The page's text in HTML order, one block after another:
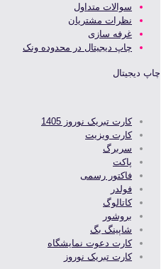
سوالات متداول
نظرات مشتریان
غرفه سازی
چاپ دیجیتال در محدوده ونک
چاپ دیجیتال
کارت تبریک نوروز 1405
کارت ویزیت
سربرگ
پاکت
فاکتور رسمی
فولدر
کاتالوگ
بروشور
شاپینگ بگ
کارت دعوت نمایشگاه
کارت تبریک نوروز